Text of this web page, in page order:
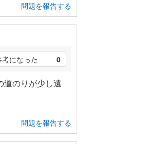
問題を報告する
考になった 0
道のりが少し遠
問題を報告する